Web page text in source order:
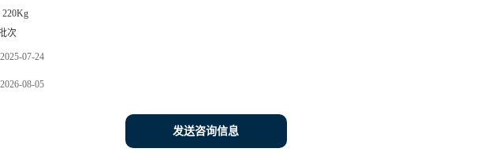
220Kg
次
07-24
08-05
发送咨询信息